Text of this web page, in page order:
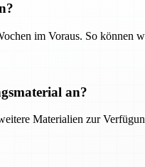
im Voraus. So können
an?
Materialien zur